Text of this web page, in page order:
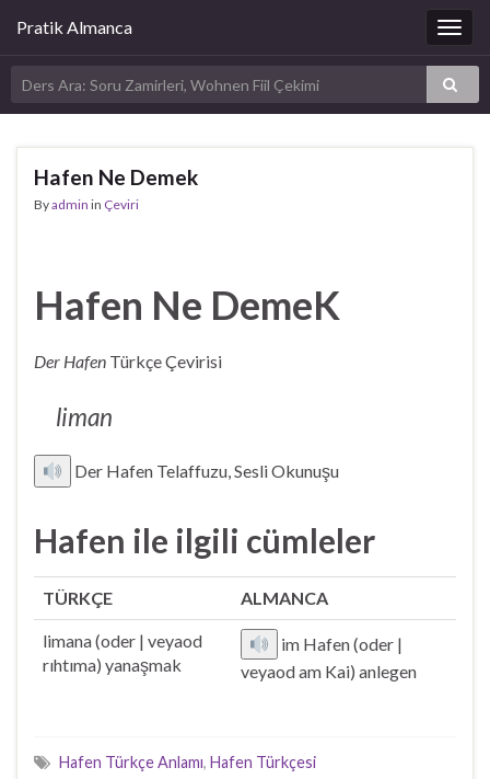
Pratik Almanca
Hafen Ne Demek
Byadmin in Çeviri
Hafen Ne DemeK
Der Hafen Türkçe Çevirisi
liman
Der Hafen Telaffuzu, Sesli Okunuşu
Hafen ile ilgili cümleler
TÜRKÇE ALMANCA
limana (oder | veyaod
rıhtıma) yanaşmak
im Hafen (oder |
veyaod am Kai) anlegen
Hafen Türkçe Anlamı, Hafen Türkçesi